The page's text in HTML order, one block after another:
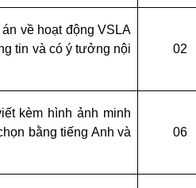
về hoạt động VSLA
tin và có ý tưởng nội
02
kèm hình ảnh minh
bằng tiếng Anh và
06